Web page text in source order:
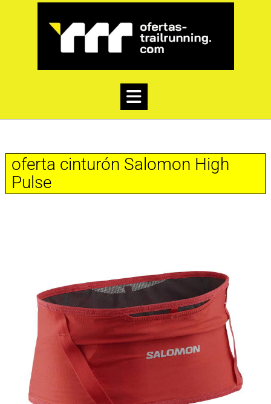
oferta cinturón Salomon High
Pulse